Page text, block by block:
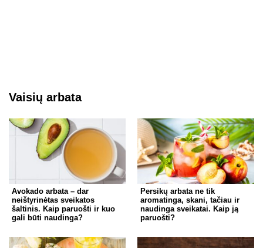
Vaisių arbata
Avokado arbata – dar
neištyrinėtas sveikatos
šaltinis. Kaip paruošti ir kuo
gali būti naudinga?
Persikų arbata ne tik
aromatinga, skani, tačiau ir
naudinga sveikatai. Kaip ją
paruošti?